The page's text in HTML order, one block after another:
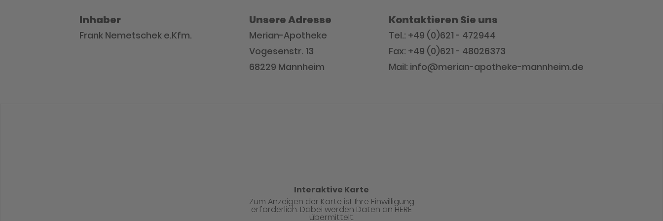
Inhaber
Frank Nemetschek e.Kfm.
Unsere Adresse
Merian-Apotheke
Vogesenstr. 13
68229 Mannheim
Kontaktieren Sie uns
Tel.: +49 (0)621 - 472944
Fax: +49 (0)621 - 48026373
Mail: info@merian-apotheke-mannheim.de
Interaktive Karte
Zum Anzeigen der Karte ist Ihre Einwilligung
erforderlich. Dabei werden Daten an HERE
übermittelt.